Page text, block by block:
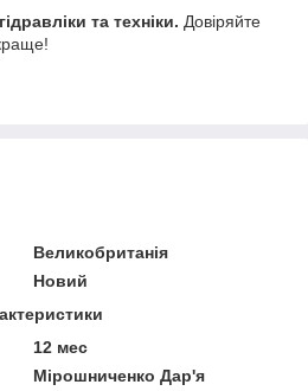
та техніки. Довіряйте
Великобританія
Новий
12 мес
Мірошниченко Дар'я